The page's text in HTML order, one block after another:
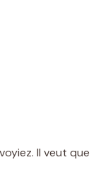
Il veut que